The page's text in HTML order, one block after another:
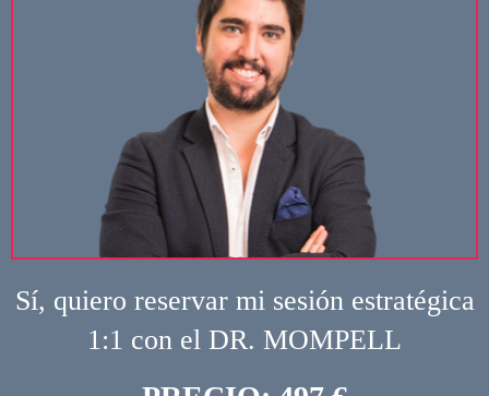
Sí, quiero reservar mi sesión estratégica
1:1 con el DR. MOMPELL